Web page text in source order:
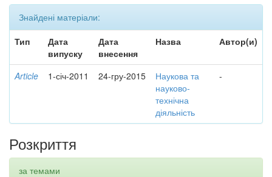
Знайдені матеріали:
Тип
Дата
випуску
Дата
внесення
Назва Автор(и)
Article 1-січ-2011 24-гру-2015
Наукова та
науково-
технічна
діяльність
-
Розкриття
за темами